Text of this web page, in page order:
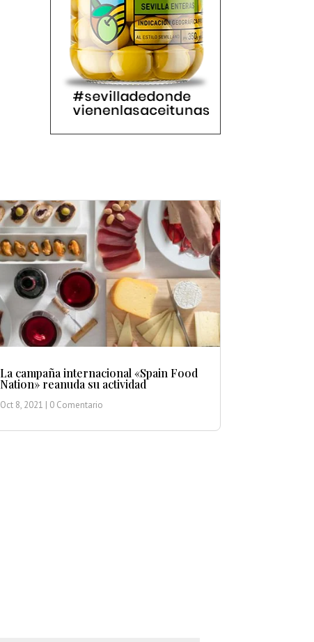
La campaña internacional «Spain Food
Nation» reanuda su actividad
Oct 8, 2021 | 0 Comentario